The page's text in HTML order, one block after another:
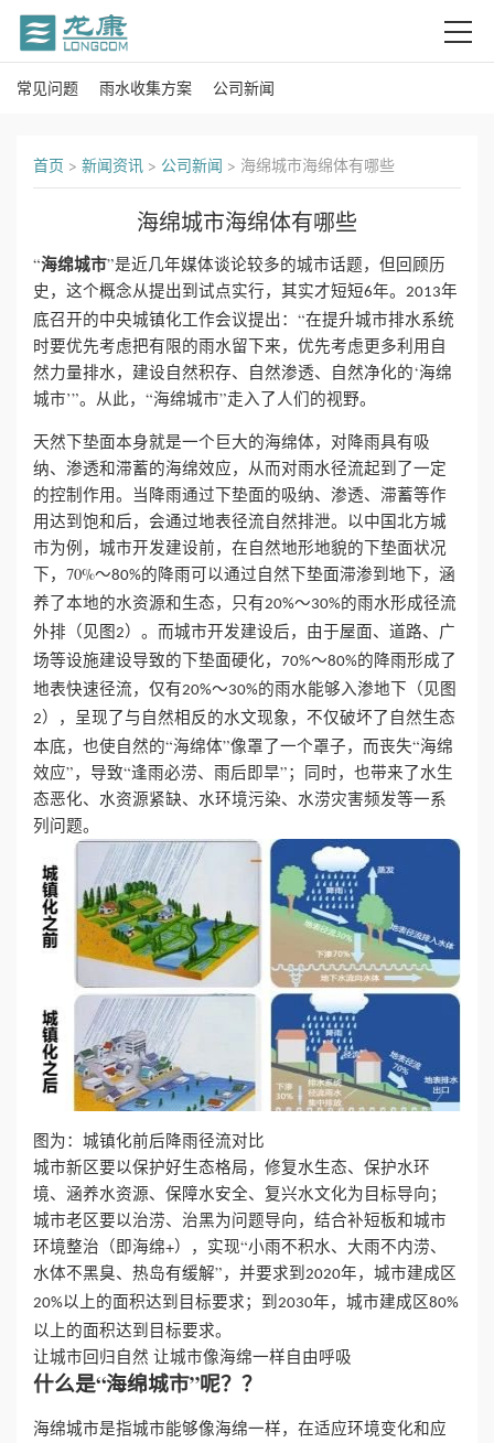
首
关
产
心
程
案
新
联
系
我
常见问题 雨水收集方案 公司新闻
首页 > 新闻资讯 > 公司新闻 > 海绵城市海绵体有哪些
海绵城市海绵体有哪些
“海绵城市”是近几年媒体谈论较多的城市话题，但回顾历
史，这个概念从提出到试点实行，其实才短短6年。 2013年
底召开的中央城镇化工作会议提出：“在提升城市排水系统
时要优先考虑把有限的雨水留下来，优先考虑更多利用自
然力量排水，建设自然积存、自然渗透、自然净化的‘海绵
城市’”。从此，“海绵城市”走入了人们的视野。
天然下垫面本身就是一个巨大的海绵体，对降雨具有吸
纳、渗透和滞蓄的海绵效应，从而对雨水径流起到了一定
的控制作用。当降雨通过下垫面的吸纳、渗透、滞蓄等作
用达到饱和后，会通过地表径流自然排泄。以中国北方城
市为例，城市开发建设前，在自然地形地貌的下垫面状况
下，70%～80%的降雨可以通过自然下垫面滞渗到地下，涵
养了本地的水资源和生态，只有20%～30%的雨水形成径流
外排（见图2）。而城市开发建设后，由于屋面、道路、广
场等设施建设导致的下垫面硬化，
70%～80%的降雨形成了
地表快速径流，仅有20%～30%的雨水能够入渗地下（见图
2），呈现了与自然相反的水文现象，不仅破坏了自然生态
本底，也使自然的“海绵体”像罩了一个罩子，而丧失“海绵
效应”，导致“逢雨必涝、雨后即旱”；同时，也带来了水生
态恶化、水资源紧缺、水环境污染、水涝灾害频发等一系
列问题。
图为：城镇化前后降雨径流对比
城市新区要以保护好生态格局，修复水生态、保护水环
境、涵养水资源、保障水安全、复兴水文化为目标导向；
城市老区要以治涝、治黑为问题导向，结合补短板和城市
环境整治（即海绵+），实现“小雨不积水、大雨不内涝、
水体不黑臭、热岛有缓解”，并要求到2020年，城市建成区
20%以上的面积达到目标要求；到2030年，城市建成区80%
以上的面积达到目标要求。
让城市回归自然 让城市像海绵一样自由呼吸
什么是“海绵城市”呢？？
海绵城市是指城市能够像海绵一样，在适应环境变化和应